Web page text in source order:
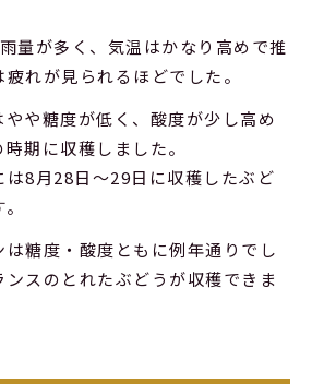
量が多く、気温はかなり高めで推
れが見られるほどでした。
や糖度が低く、酸度が少し高め
期に収穫しました。
8月28日～29日に収穫したぶど
糖度・酸度ともに例年通りでし
スのとれたぶどうが収穫できま